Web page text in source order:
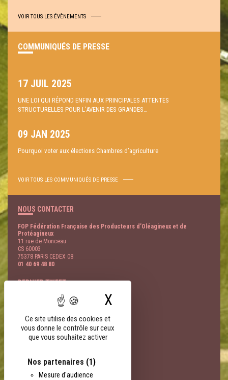
Ce site utilise des cookies et
vous donne le contrôle sur ceux
que vous souhaitez activer
Nos partenaires (1)
Mesure d'audience
X
VOIR TOUS LES ÉVÈNEMENTS
COMMUNIQUÉS DE PRESSE
17 JUIL 2025
UNE LOI QUI RÉPOND ENFIN AUX PRINCIPALES ATTENTES
STRUCTURELLES POUR L’AVENIR DES GRANDES…
09 JAN 2025
Pourquoi voter aux élections Chambres d’agriculture
VOIR TOUS LES COMMUNIQUÉS DE PRESSE
NOUS CONTACTER
FOP Fédération Française des Producteurs d’Oléagineux et de
Protéagineux
11 rue de Monceau
CS 60003
75378 PARIS CEDEX 08
01 40 69 48 80
DERNIER TWEET
LIENS PARTENAIRES
FNSEA
AGPB
EOA
Terres Univia
Terres Inovia